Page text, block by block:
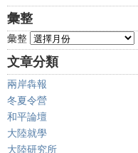
彙整
彙整
文章分類
兩岸犇報
冬夏令營
和平論壇
大陸就學
大陸研究所